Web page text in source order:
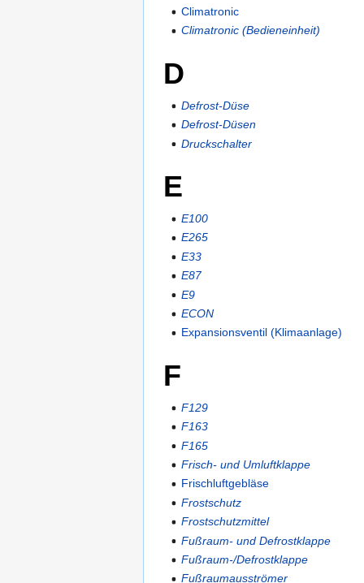
Climatronic
Climatronic (Bedieneinheit)
D
Defrost-Düse
Defrost-Düsen
Druckschalter
E
E100
E265
E33
E87
E9
ECON
Expansionsventil (Klimaanlage)
F
F129
F163
F165
Frisch- und Umluftklappe
Frischluftgebläse
Frostschutz
Frostschutzmittel
Fußraum- und Defrostklappe
Fußraum-/Defrostklappe
Fußraumausströmer